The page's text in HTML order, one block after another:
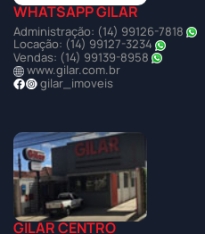
WHATSAPP GILAR
Administração: (14) 99126-7818
Locação: (14) 99127-3234
Vendas: (14) 99139-8958
www.gilar.com.br
gilar_imoveis
GILAR CENTRO